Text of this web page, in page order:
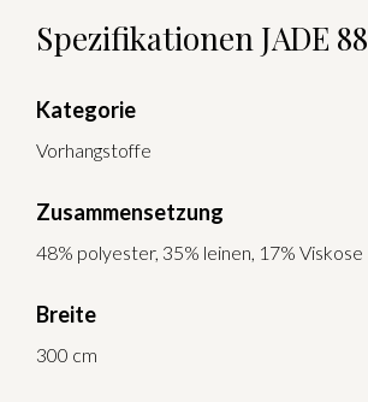
Spezifikationen JADE 88
Kategorie
Vorhangstoffe
Zusammensetzung
48% polyester, 35% leinen, 17% Viskose
Breite
300 cm